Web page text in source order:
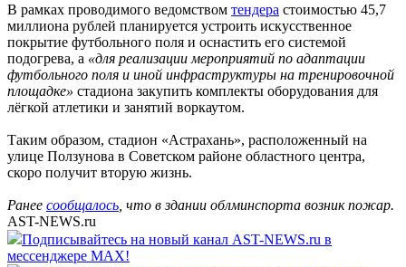
В рамках проводимого ведомством тендера стоимостью 45,7
миллиона рублей планируется устроить искусственное
покрытие футбольного поля и оснастить его системой
подогрева, а «для реализации мероприятий по адаптации
футбольного поля и иной инфраструктуры на тренировочной
площадке» стадиона закупить комплекты оборудования для
лёгкой атлетики и занятий воркаутом.
Таким образом, стадион «Астрахань», расположенный на
улице Ползунова в Советском районе областного центра,
скоро получит вторую жизнь.
Ранее сообщалось , что в здании облминспорта возник пожар.
AST-NEWS.ru
Подписывайтесь на новый канал AST-NEWS.ru в
мессенджере MAX!